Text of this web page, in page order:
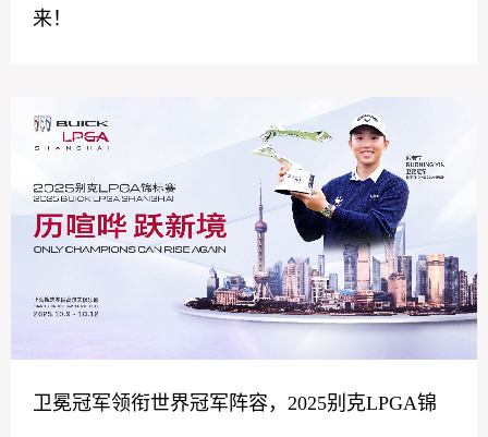
来！
卫冕冠军领衔世界冠军阵容，2025别克LPGA锦